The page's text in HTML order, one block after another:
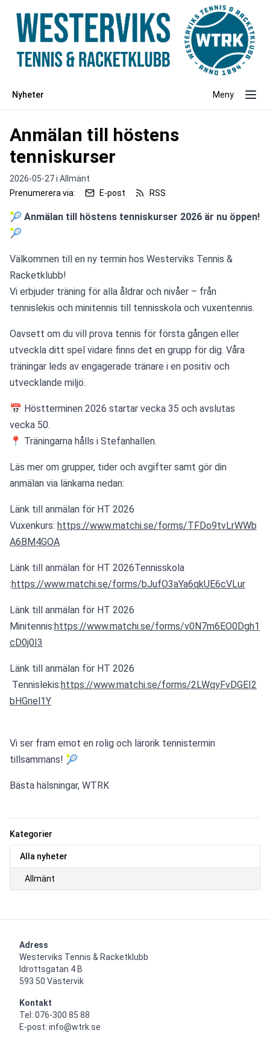
Nyheter Meny
Kategorier
Alla nyheter
Allmänt
Anmälan till höstens
tenniskurser
2026-05-27 i Allmänt
Prenumerera via:
E-post RSS
🎾 Anmälan till höstens tenniskurser 2026 är nu öppen!
🎾
Välkommen till en ny termin hos Westerviks Tennis &
Racketklubb!
Vi erbjuder träning för alla åldrar och nivåer – från
tennislekis och minitennis till tennisskola och vuxentennis.
Oavsett om du vill prova tennis för första gången eller
utveckla ditt spel vidare finns det en grupp för dig. Våra
träningar leds av engagerade tränare i en positiv och
utvecklande miljö.
📅 Höstterminen 2026 startar vecka 35 och avslutas
vecka 50.
📍 Träningarna hålls i Stefanhallen.
Läs mer om grupper, tider och avgifter samt gör din
anmälan via länkarna nedan:
Länk till anmälan för HT 2026
Vuxenkurs: https://www.matchi.se/forms/TFDo9tvLrWWb
A6BM4GOA
Länk till anmälan för HT 2026Tennisskola
:https://www.matchi.se/forms/bJufO3aYa6qkUE6cVLur
Länk till anmälan för HT 2026
Minitennis:https://www.matchi.se/forms/v0N7m6EO0Dgh1
cD0j0I3
Länk till anmälan för HT 2026
Tennislekis:https://www.matchi.se/forms/2LWqyFvDGEI2
bHGnel1Y
Vi ser fram emot en rolig och lärorik tennistermin
tillsammans! 🎾
Bästa hälsningar, WTRK
Adress
Westerviks Tennis & Racketklubb
Idrottsgatan 4 B
593 50 Västervik
Kontakt
Tel: 076-300 85 88
E-post: info@wtrk.se